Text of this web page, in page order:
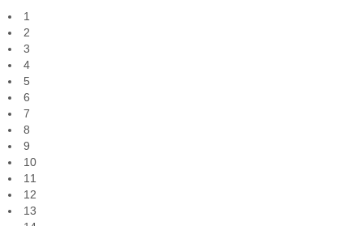
1
2
3
4
5
6
7
8
9
10
11
12
13